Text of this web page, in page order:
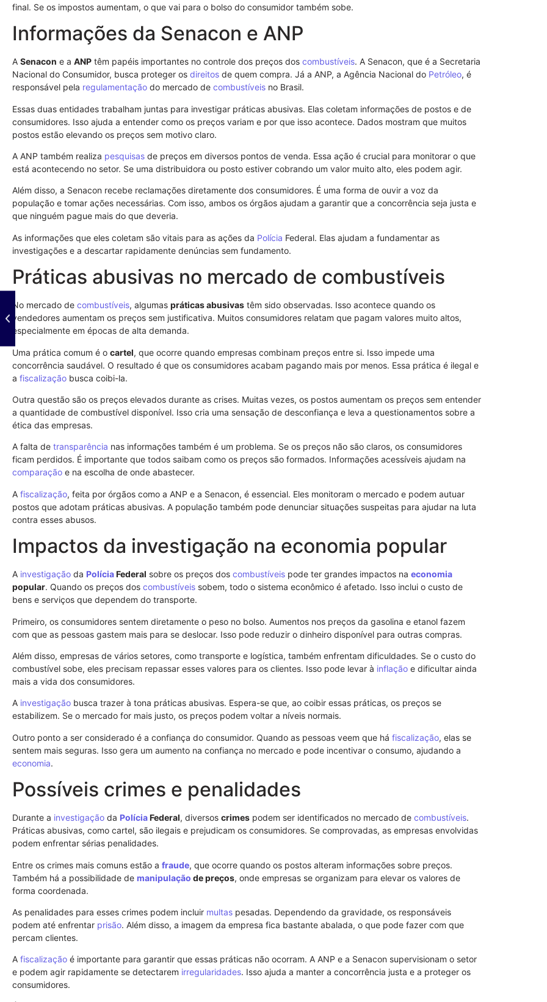
final. Se os impostos aumentam, o que vai para o bolso do consumidor também sobe.
Informações da Senacon e ANP
A Senacon e a ANP têm papéis importantes no controle dos preços dos combustíveis. A Senacon, que é a Secretaria
Nacional do Consumidor, busca proteger os direitos de quem compra. Já a ANP, a Agência Nacional do Petróleo, é
responsável pela regulamentação do mercado de combustíveis no Brasil.
Essas duas entidades trabalham juntas para investigar práticas abusivas. Elas coletam informações de postos e de
consumidores. Isso ajuda a entender como os preços variam e por que isso acontece. Dados mostram que muitos
postos estão elevando os preços sem motivo claro.
A ANP também realiza pesquisas de preços em diversos pontos de venda. Essa ação é crucial para monitorar o que
está acontecendo no setor. Se uma distribuidora ou posto estiver cobrando um valor muito alto, eles podem agir.
Além disso, a Senacon recebe reclamações diretamente dos consumidores. É uma forma de ouvir a voz da
população e tomar ações necessárias. Com isso, ambos os órgãos ajudam a garantir que a concorrência seja justa e
que ninguém pague mais do que deveria.
As informações que eles coletam são vitais para as ações da Polícia Federal. Elas ajudam a fundamentar as
investigações e a descartar rapidamente denúncias sem fundamento.
Práticas abusivas no mercado de combustíveis
No mercado de combustíveis, algumas práticas abusivas têm sido observadas. Isso acontece quando os
vendedores aumentam os preços sem justificativa. Muitos consumidores relatam que pagam valores muito altos,
especialmente em épocas de alta demanda.
Uma prática comum é o cartel, que ocorre quando empresas combinam preços entre si. Isso impede uma
concorrência saudável. O resultado é que os consumidores acabam pagando mais por menos. Essa prática é ilegal e
a fiscalização busca coibi-la.
Outra questão são os preços elevados durante as crises. Muitas vezes, os postos aumentam os preços sem entender
a quantidade de combustível disponível. Isso cria uma sensação de desconfiança e leva a questionamentos sobre a
ética das empresas.
A falta de transparência nas informações também é um problema. Se os preços não são claros, os consumidores
ficam perdidos. É importante que todos saibam como os preços são formados. Informações acessíveis ajudam na
comparação e na escolha de onde abastecer.
A fiscalização, feita por órgãos como a ANP e a Senacon, é essencial. Eles monitoram o mercado e podem autuar
postos que adotam práticas abusivas. A população também pode denunciar situações suspeitas para ajudar na luta
contra esses abusos.
Impactos da investigação na economia popular
A investigação da PolíciaFederal sobre os preços dos combustíveis pode ter grandes impactos na economia
popular. Quando os preços dos combustíveis sobem, todo o sistema econômico é afetado. Isso inclui o custo de
bens e serviços que dependem do transporte.
Primeiro, os consumidores sentem diretamente o peso no bolso. Aumentos nos preços da gasolina e etanol fazem
com que as pessoas gastem mais para se deslocar. Isso pode reduzir o dinheiro disponível para outras compras.
Além disso, empresas de vários setores, como transporte e logística, também enfrentam dificuldades. Se o custo do
combustível sobe, eles precisam repassar esses valores para os clientes. Isso pode levar à inflação e dificultar ainda
mais a vida dos consumidores.
A investigação busca trazer à tona práticas abusivas. Espera-se que, ao coibir essas práticas, os preços se
estabilizem. Se o mercado for mais justo, os preços podem voltar a níveis normais.
Outro ponto a ser considerado é a confiança do consumidor. Quando as pessoas veem que há fiscalização, elas se
sentem mais seguras. Isso gera um aumento na confiança no mercado e pode incentivar o consumo, ajudando a
economia.
Possíveis crimes e penalidades
Durante a investigação da PolíciaFederal, diversos crimes podem ser identificados no mercado de combustíveis.
Práticas abusivas, como cartel, são ilegais e prejudicam os consumidores. Se comprovadas, as empresas envolvidas
podem enfrentar sérias penalidades.
Entre os crimes mais comuns estão a fraude, que ocorre quando os postos alteram informações sobre preços.
Também há a possibilidade de manipulação de preços, onde empresas se organizam para elevar os valores de
forma coordenada.
As penalidades para esses crimes podem incluir multas pesadas. Dependendo da gravidade, os responsáveis
podem até enfrentar prisão. Além disso, a imagem da empresa fica bastante abalada, o que pode fazer com que
percam clientes.
A fiscalização é importante para garantir que essas práticas não ocorram. A ANP e a Senacon supervisionam o setor
e podem agir rapidamente se detectarem irregularidades. Isso ajuda a manter a concorrência justa e a proteger os
consumidores.